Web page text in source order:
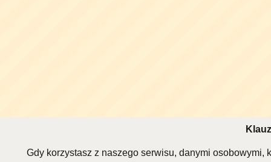
Gdy korzystasz z naszego serwisu, danymi osobowymi,